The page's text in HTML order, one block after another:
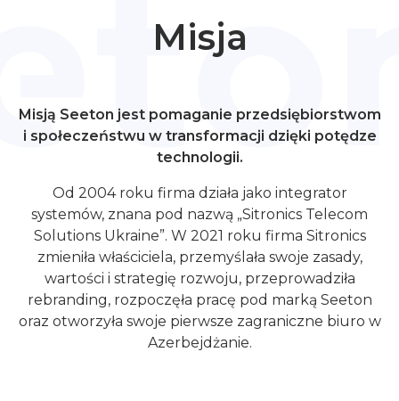
Misja
Misją Seeton jest pomaganie przedsiębiorstwom
i społeczeństwu w transformacji dzięki potędze
technologii.
Od 2004 roku firma działa jako integrator
systemów, znana pod nazwą „Sitronics Telecom
Solutions Ukraine”. W 2021 roku firma Sitronics
zmieniła właściciela, przemyślała swoje zasady,
wartości i strategię rozwoju, przeprowadziła
rebranding, rozpoczęła pracę pod marką Seeton
oraz otworzyła swoje pierwsze zagraniczne biuro w
Azerbejdżanie.